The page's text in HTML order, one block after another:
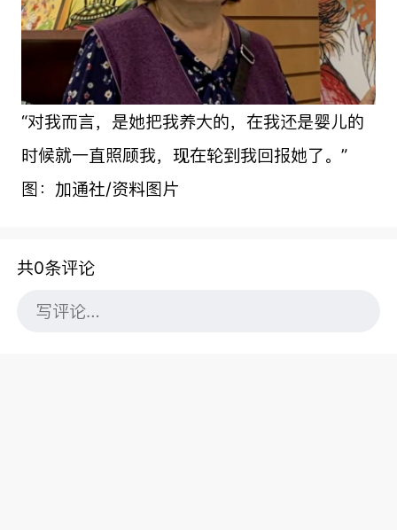
“对我而言，是她把我养大的，在我还是婴儿的
时候就一直照顾我，现在轮到我回报她了。”
图：加通社/资料图片
共0条评论